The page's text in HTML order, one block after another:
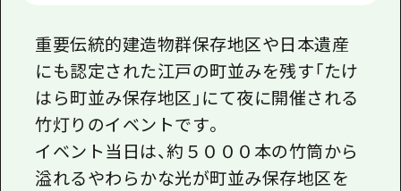
関連リンク
重要伝統的建造物群保存地区や日本遺産
にも認定された江戸の町並みを残す「たけ
はら町並み保存地区」にて夜に開催される
竹灯りのイベントです。
イベント当日は、約５０００本の竹筒から
溢れるやわらかな光が町並み保存地区を